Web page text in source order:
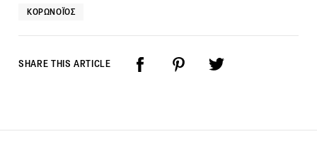
ΚΟΡΩΝΟΪΌΣ
SHARE THIS ARTICLE